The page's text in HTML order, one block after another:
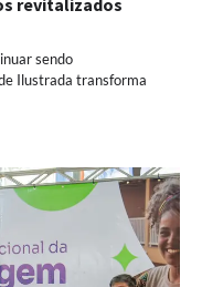
sendo
Ilustrada transforma